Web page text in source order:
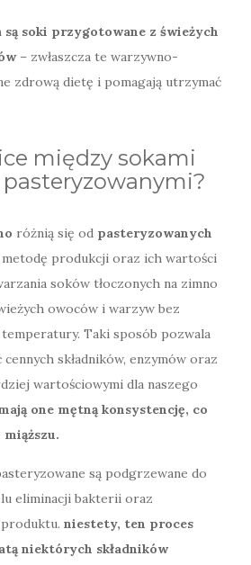
soki przygotowane z świeżych
– zwłaszcza te warzywno-
zdrową dietę i pomagają utrzymać
między sokami
różnią się od pasteryzowanych
metodę produkcji oraz ich wartości
soków tłoczonych na zimno
owoców i warzyw bez
Taki sposób pozwala
składników, enzymów oraz
wartościowymi dla naszego
one mętną konsystencję, co
są podgrzewane do
eliminacji bakterii oraz
produktu. niestety, ten proces
niektórych składników